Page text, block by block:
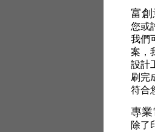
富創
您或
我們
案，
設計
刷完
符合
專業
除了